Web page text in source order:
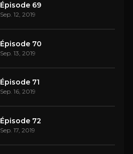
Épisode 69
Sep. 12, 2019
Épisode 70
Sep. 13, 2019
Épisode 71
Sep. 16, 2019
Épisode 72
Sep. 17, 2019